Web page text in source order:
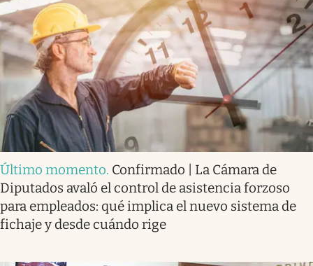
Último momento. Confirmado | La Cámara de
Diputados avaló el control de asistencia forzoso
para empleados: qué implica el nuevo sistema de
fichaje y desde cuándo rige